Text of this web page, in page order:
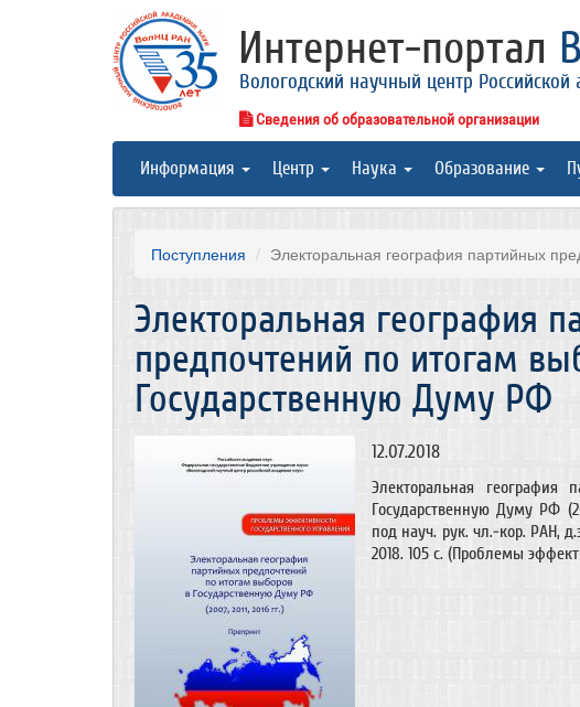
Интернет-портал
Вологодский научный центр
Сведения об образовательной организации
Информация Центр Наука Образование
Поступления Электоральная география партийных
Электоральная география
предпочтений по итогам
Государственную Думу РФ
12.07.2018
Электоральная
Государственную Думу РФ
под науч. рук. чл.-кор. РАН,
2018. 105 с. (Проблемы